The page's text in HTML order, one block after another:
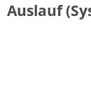
Auslauf